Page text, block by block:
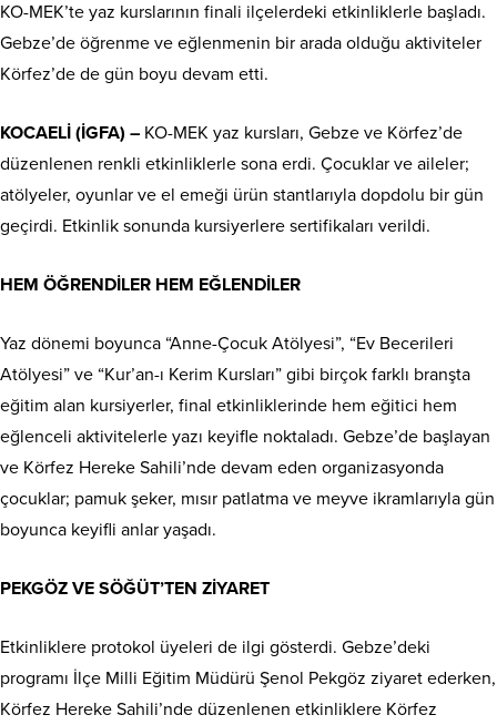
KO-MEK’te yaz kurslarının finali ilçelerdeki etkinliklerle başladı.
Gebze’de öğrenme ve eğlenmenin bir arada olduğu aktiviteler
Körfez’de de gün boyu devam etti.
KOCAELİ (İGFA) – KO-MEK yaz kursları, Gebze ve Körfez’de
düzenlenen renkli etkinliklerle sona erdi. Çocuklar ve aileler;
atölyeler, oyunlar ve el emeği ürün stantlarıyla dopdolu bir gün
geçirdi. Etkinlik sonunda kursiyerlere sertifikaları verildi.
HEM ÖĞRENDİLER HEM EĞLENDİLER
Yaz dönemi boyunca “Anne-Çocuk Atölyesi”, “Ev Becerileri
Atölyesi” ve “Kur’an-ı Kerim Kursları” gibi birçok farklı branşta
eğitim alan kursiyerler, final etkinliklerinde hem eğitici hem
eğlenceli aktivitelerle yazı keyifle noktaladı. Gebze’de başlayan
ve Körfez Hereke Sahili’nde devam eden organizasyonda
çocuklar; pamuk şeker, mısır patlatma ve meyve ikramlarıyla gün
boyunca keyifli anlar yaşadı.
PEKGÖZ VE SÖĞÜT’TEN ZİYARET
Etkinliklere protokol üyeleri de ilgi gösterdi. Gebze’deki
programı İlçe Milli Eğitim Müdürü Şenol Pekgöz ziyaret ederken,
Körfez Hereke Sahili’nde düzenlenen etkinliklere Körfez